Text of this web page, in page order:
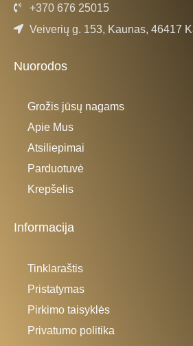
+370 676 25015
Veiverių g. 153, Kaunas, 46417
Nuorodos
Grožis jūsų nagams
Apie Mus
Atsiliepimai
Parduotuvė
Krepšelis
Informacija
Tinklaraštis
Pristatymas
Pirkimo taisyklės
Privatumo politika